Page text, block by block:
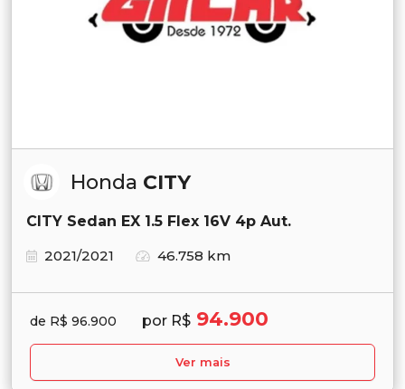
Honda CITY
CITY Sedan EX 1.5 Flex 16V 4p Aut.
2021/2021
46.758 km
de R$ 96.900 por R$ 94.900
Ver mais